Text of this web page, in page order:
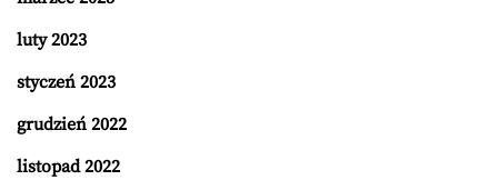
luty 2023
styczeń 2023
grudzień 2022
listopad 2022